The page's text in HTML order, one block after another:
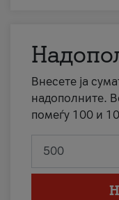
Внесете ја
надополните.
помеѓу 100 и